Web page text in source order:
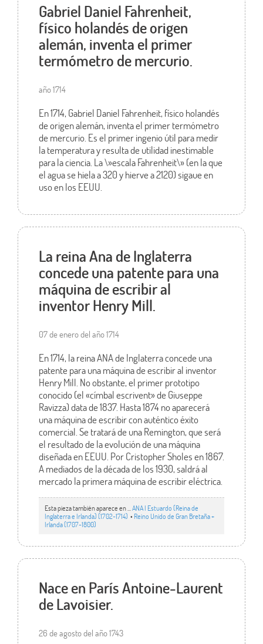
Gabriel Daniel Fahrenheit,
físico holandés de origen
alemán, inventa el primer
termómetro de mercurio.
año 1714
En 1714, Gabriel Daniel Fahrenheit, físico holandés
de origen alemán, inventa el primer termómetro
de mercurio. Es el primer ingenio útil para medir
la temperatura y resulta de utilidad inestimable
para la ciencia. La \»escala Fahrenheit\» (en la que
el agua se hiela a 320 y hierve a 2120) sigaue en
uso en los EEUU.
La reina Ana de Inglaterra
concede una patente para una
máquina de escribir al
inventor Henry Mill.
07 de enero del año 1714
En 1714, la reina ANA de Inglaterra concede una
patente para una máquina de escribir al inventor
Henry Mill. No obstante, el primer prototipo
conocido (el «címbal escrivent» de Giuseppe
Ravizza) data de 1837. Hasta 1874 no aparecerá
una máquina de escribir con auténtico éxito
comercial. Se tratará de una Remington, que será
el resultado de la evolución de una máquina
diseñada en EEUU. Por Cristopher Sholes en 1867.
A mediados de la década de los 1930, saldrá al
mercado la primera máquina de escribir eléctrica.
Esta pieza también aparece en ... ANA I Estuardo (Reina de
Inglaterra e Irlanda) (1702-1714) • Reino Unido de Gran Bretaña +
Irlanda (1707-1800)
Nace en París Antoine-Laurent
de Lavoisier.
26 de agosto del año 1743